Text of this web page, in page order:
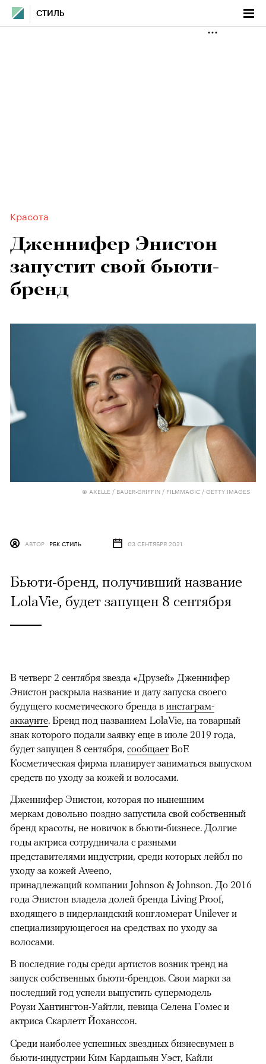
СТИЛЬ
Красота
Дженнифер Энистон
запустит свой бьюти-
бренд
© AXELLE / BAUER-GRIFFIN / FILMMAGIC / GETTY IMAGES
АВТОР РБК СТИЛЬ 03 СЕНТЯБРЯ 2021
Бьюти-бренд, получивший название
LolaVie, будет запущен 8 сентября
В четверг 2 сентября звезда «Друзей» Дженнифер
Энистон раскрыла название и дату запуска своего
будущего косметического бренда в инстаграм-
аккаунте. Бренд под названием LolaVie, на товарный
знак которого подали заявку еще в июле 2019 года,
будет запущен 8 сентября, сообщает BoF.
Косметическая фирма планирует заниматься выпуском
средств по уходу за кожей и волосами.
Дженнифер Энистон, которая по нынешним
меркам довольно поздно запустила свой собственный
бренд красоты, не новичок в бьюти-бизнесе. Долгие
годы актриса сотрудничала с разными
представителями индустрии, среди которых лейбл по
уходу за кожей Aveeno,
принадлежащий компании Johnson & Johnson. До 2016
года Энистон владела долей бренда Living Proof,
входящего в нидерландский конгломерат Unilever и
специализирующегося на средствах по уходу за
волосами.
В последние годы среди артистов возник тренд на
запуск собственных бьюти-брендов. Свои марки за
последний год успели выпустить супермодель
Роузи Хантингтон-Уайтли, певица Селена Гомес и
актриса Скарлетт Йоханссон.
Среди наиболее успешных звездных бизнесвумен в
бьюти-индустрии Ким Кардашьян Уэст, Кайли